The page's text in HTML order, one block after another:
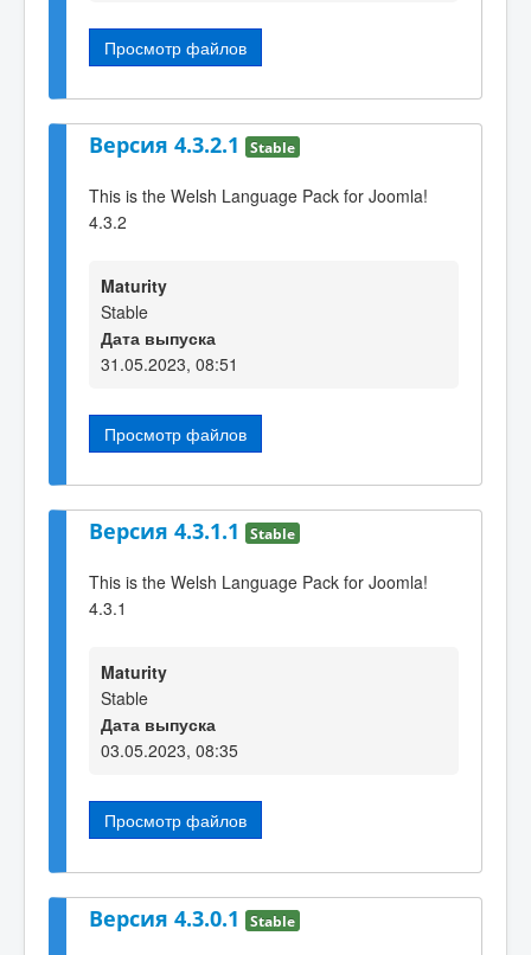
Просмотр файлов
Версия 4.3.2.1 Stable
This is the Welsh Language Pack for Joomla!
4.3.2
Maturity
Stable
Дата выпуска
31.05.2023, 08:51
Просмотр файлов
Версия 4.3.1.1 Stable
This is the Welsh Language Pack for Joomla!
4.3.1
Maturity
Stable
Дата выпуска
03.05.2023, 08:35
Просмотр файлов
Версия 4.3.0.1 Stable